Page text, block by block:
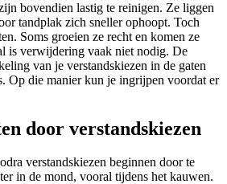
bovendien lastig te reinigen. Ze liggen
tandplak zich sneller ophoopt. Toch
Soms groeien ze recht en komen ze
is verwijdering vaak niet nodig. De
van je verstandskiezen in de gaten
Op die manier kun je ingrijpen voordat er
door verstandskiezen
verstandskiezen beginnen door te
in de mond, vooral tijdens het kauwen.